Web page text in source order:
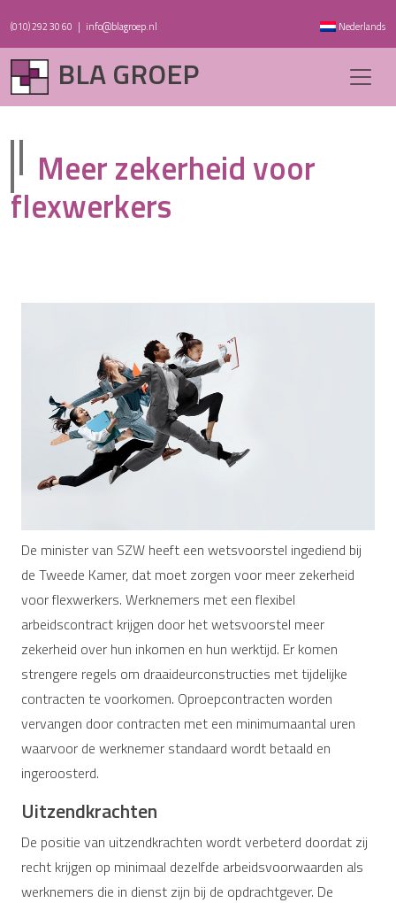
(010) 292 30 60 | info@blagroep.nl Nederlands
BLA GROEP
Meer zekerheid voor
flexwerkers
De minister van SZW heeft een wetsvoorstel ingediend bij
de Tweede Kamer, dat moet zorgen voor meer zekerheid
voor flexwerkers. Werknemers met een flexibel
arbeidscontract krijgen door het wetsvoorstel meer
zekerheid over hun inkomen en hun werktijd. Er komen
strengere regels om draaideurconstructies met tijdelijke
contracten te voorkomen. Oproepcontracten worden
vervangen door contracten met een minimumaantal uren
waarvoor de werknemer standaard wordt betaald en
ingeroosterd.
Uitzendkrachten
De positie van uitzendkrachten wordt verbeterd doordat zij
recht krijgen op minimaal dezelfde arbeidsvoorwaarden als
werknemers die in dienst zijn bij de opdrachtgever. De